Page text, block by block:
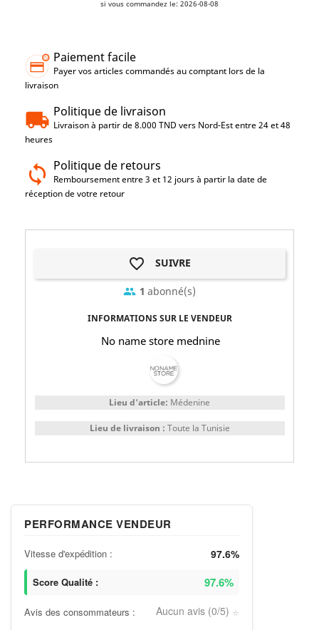
si vous commandez le: 2026-08-08
Paiement facile
Payer vos articles commandés au comptant lors de la
livraison
Politique de livraison
Livraison à partir de 8.000 TND vers Nord-Est entre 24 et 48
heures
Politique de retours
Remboursement entre 3 et 12 jours à partir la date de
réception de votre retour
favorite_border SUIVRE
group 1 abonné(s)
INFORMATIONS SUR LE VENDEUR
No name store mednine
Lieu d'article: Médenine
Lieu de livraison : Toute la Tunisie
PERFORMANCE VENDEUR
Vitesse d'expédition : 97.6%
Score Qualité : 97.6%
Avis des consommateurs : Aucun avis (0/5) ⭐